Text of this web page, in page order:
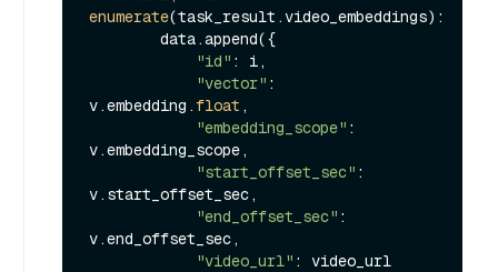
enumerate(task_result.video_embeddings):
"id" : i,
"vector" :
v.embedding.float ,
"embedding_scope" :
v.embedding_scope,
"start_offset_sec" :
v.start_offset_sec,
"end_offset_sec" :
v.end_offset_sec,
"video_url" : video_url